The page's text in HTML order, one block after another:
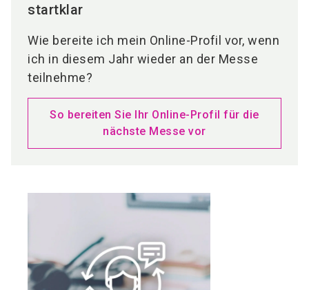
startklar
Wie bereite ich mein Online-Profil vor, wenn
ich in diesem Jahr wieder an der Messe
teilnehme?
So bereiten Sie Ihr Online-Profil für die
nächste Messe vor